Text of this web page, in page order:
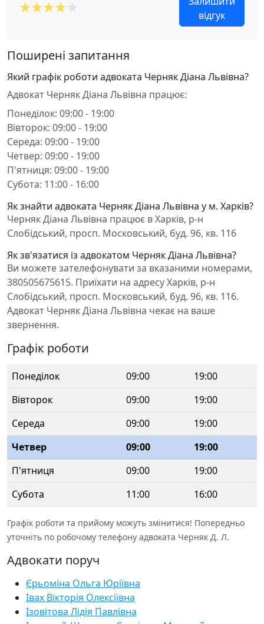
відгук
Поширені запитання
Який графік роботи адвоката Черняк Діана Львівна?
Адвокат Черняк Діана Львівна працює:
Понеділок: 09:00 - 19:00
Вівторок: 09:00 - 19:00
Середа: 09:00 - 19:00
Четвер: 09:00 - 19:00
П'ятниця: 09:00 - 19:00
Субота: 11:00 - 16:00
Як знайти адвоката Черняк Діана Львівна у м. Харків?
Черняк Діана Львівна працює в Харків, р-н
Слобідський, просп. Московський, буд. 96, кв. 116
Як зв'язатися із адвокатом Черняк Діана Львівна?
Ви можете зателефонувати за вказаними номерами,
380505675615. Приїхати на адресу Харків, р-н
Слобідський, просп. Московський, буд. 96, кв. 116.
Адвокат Черняк Діана Львівна чекає на ваше
звернення.
Графік роботи
Понеділок 09:00
19:00
Вівторок
09:00
19:00
Середа
09:00
19:00
Четвер
09:00
19:00
П'ятниця
09:00
19:00
Субота
11:00 16:00
Графік роботи та прийому можуть змінитися! Попередньо
уточніть по робочому телефону адвоката Черняк Д. Л.
Адвокати поруч
Єрьоміна Ольга Юріївна
Івах Вікторія Олексіївна
Ізовітова Лідія Павлівна